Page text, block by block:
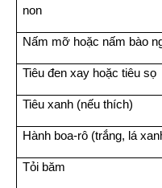
non
Nấm mỡ hoặc nấm bào
Tiêu đen xay hoặc tiêu sọ
Tiêu xanh (nếu thích)
Hành boa-rô (trắng, lá
Tỏi băm